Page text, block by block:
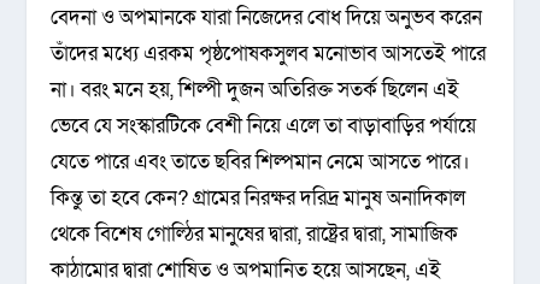
বেদনা ও অপমানকে যারা নিজেদের বোধ দিয়ে অনুভব করেন
তাঁদের মধ্যে এরকম পৃষ্ঠপোষকসুলব মনোভাব আসতেই পারে
না। বরং মনে হয়, শিল্পী দুজন অতিরিক্ত সতর্ক ছিলেন এই
ভেবে যে সংস্কারটিকে বেশী নিয়ে এলে তা বাড়াবাড়ির পর্যায়ে
যেতে পারে এবং তাতে ছবির শিল্পমান নেমে আসতে পারে।
কিন্তু তা হবে কেন? গ্রামের নিরক্ষর দরিদ্র মানুষ অনাদিকাল
থেকে বিশেষ গোল্ঠির মানুষের দ্বারা, রাষ্ট্রের দ্বারা, সামাজিক
কাঠামোর দ্বারা শোষিত ও অপমানিত হয়ে আসছেন, এই